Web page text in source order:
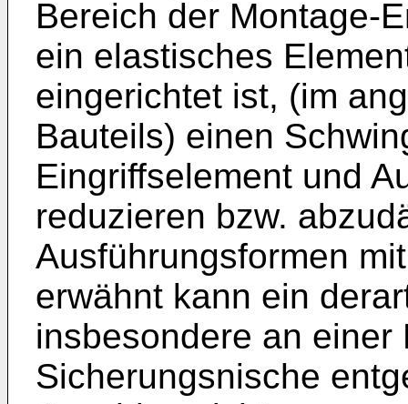
Bereich der Montage-
ein elastisches
eingerichtet ist, (im
Bauteils) einen
Eingriffselement und
reduzieren bzw.
Ausführungsformen
erwähnt kann ein
insbesondere an einer
Sicherungsnische